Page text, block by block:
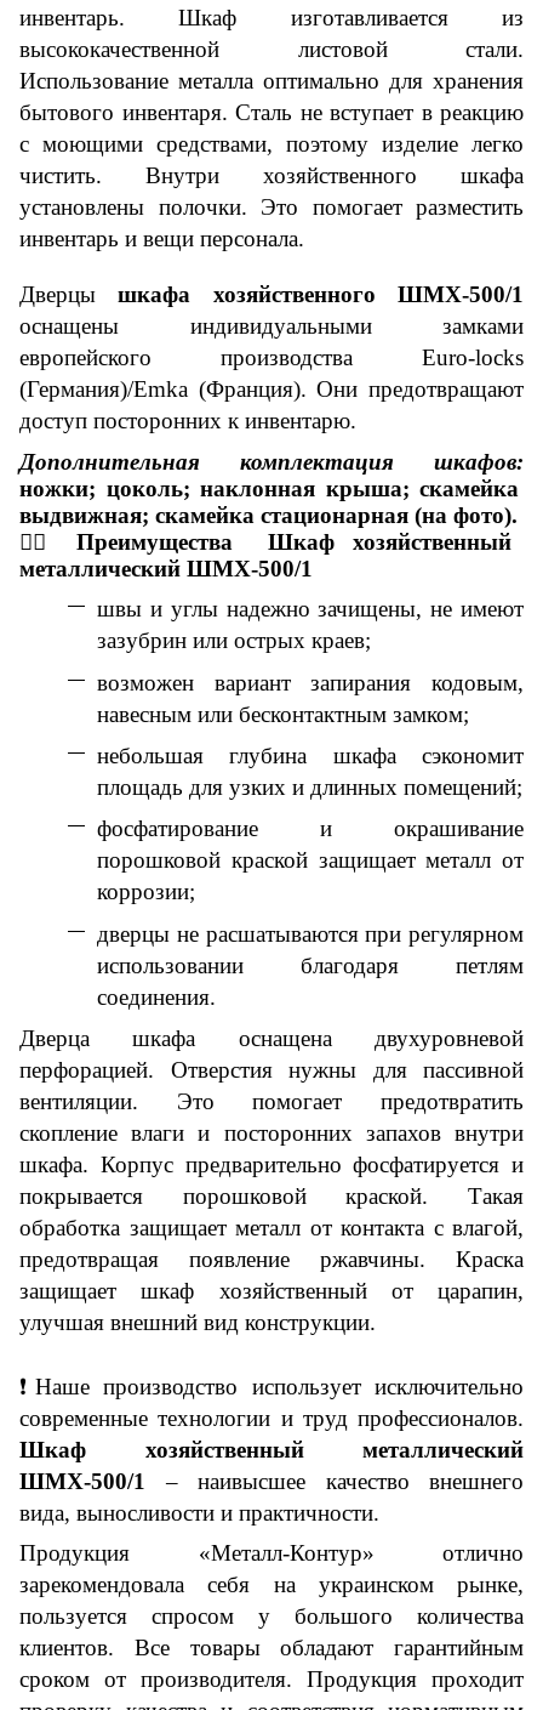
инвентарь. Шкаф изготавливается из
высококачественной листовой стали.
Использование металла оптимально для хранения
бытового инвентаря. Сталь не вступает в реакцию
с моющими средствами, поэтому изделие легко
чистить. Внутри хозяйственного шкафа
установлены полочки. Это помогает разместить
инвентарь и вещи персонала.
Дверцышкафа хозяйственного ШМХ-500/1
оснащены индивидуальными замками
европейского производства Euro-locks
(Германия)/Emka (Франция). Они предотвращают
доступ посторонних к инвентарю.
Дополнительная комплектация шкафов:
ножки; цоколь; наклонная крыша; скамейка
выдвижная; скамейка стационарная (на фото).
👇🏼
ПреимуществаШкаф хозяйственный
металлический ШМХ-500/1
швы и углы надежно зачищены, не имеют
зазубрин или острых краев;
возможен вариант запирания кодовым,
навесным или бесконтактным замком;
небольшая глубина шкафа сэкономит
площадь для узких и длинных помещений;
фосфатирование и окрашивание
порошковой краской защищает металл от
коррозии;
дверцы не расшатываются при регулярном
использовании благодаря петлям
соединения.
Дверца шкафа оснащена двухуровневой
перфорацией. Отверстия нужны для пассивной
вентиляции. Это помогает предотвратить
скопление влаги и посторонних запахов внутри
шкафа. Корпус предварительно фосфатируется и
покрывается порошковой краской. Такая
обработка защищает металл от контакта с влагой,
предотвращая появление ржавчины. Краска
защищает шкаф
хозяйственный от царапин,
улучшая внешний вид конструкции.
❗Наше производство использует исключительно
современные технологии и труд профессионалов.
Шкаф хозяйственный металлический
ШМХ-500/1
– наивысшее качество внешнего
вида, выносливости и практичности.
Продукция «Металл-Контур» отлично
зарекомендовала себя на украинском рынке,
пользуется спросом у большого количества
клиентов. Все товары обладают гарантийным
сроком от производителя. Продукция проходит